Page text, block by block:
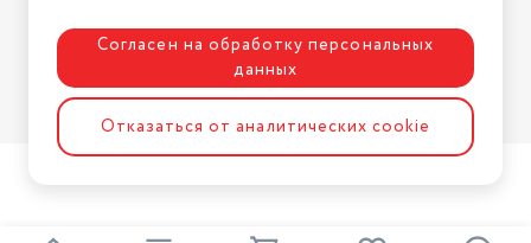
Разработка сайтаASTDESIGN
Согласен на обработку персональных
данных
Отказаться от аналитических cookie